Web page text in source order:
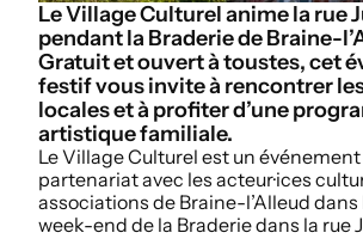
Le Village Culturel anime la rue
pendant la Braderie de Braine-
Gratuit et ouvert à toustes, cet
festif vous invite à rencontrer
locales et à profiter d’une
artistique familiale.
Le Village Culturel est un
partenariat avec les acteur·ices
associations de Braine-l’Alleud
week-end de la Braderie dans la rue